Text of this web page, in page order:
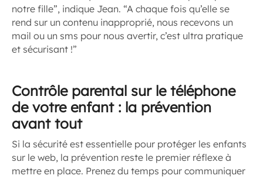
notre fille”, indique Jean. “A chaque fois qu’elle se
rend sur un contenu inapproprié, nous recevons un
mail ou un sms pour nous avertir, c’est ultra pratique
et sécurisant !”
Contrôle parental sur le téléphone
de votre enfant : la prévention
avant tout
Si la sécurité est essentielle pour protéger les enfants
sur le web, la prévention reste le premier réflexe à
mettre en place. Prenez du temps pour communiquer